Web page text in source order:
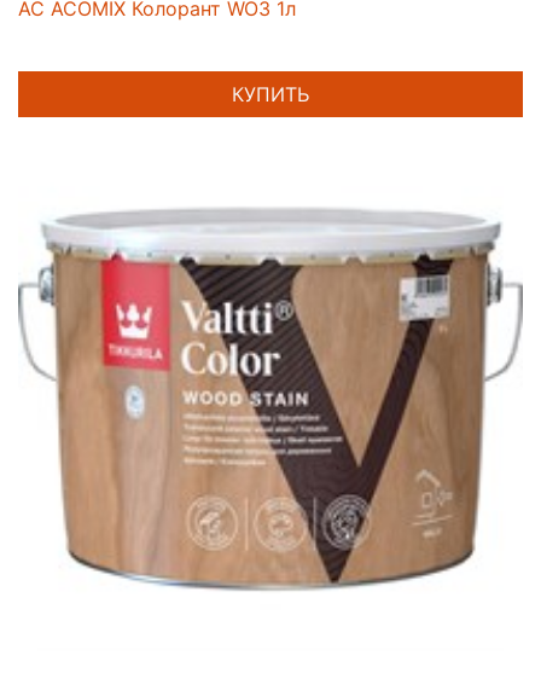
AC ACOMIX Колорант WO3 1л
КУПИТЬ